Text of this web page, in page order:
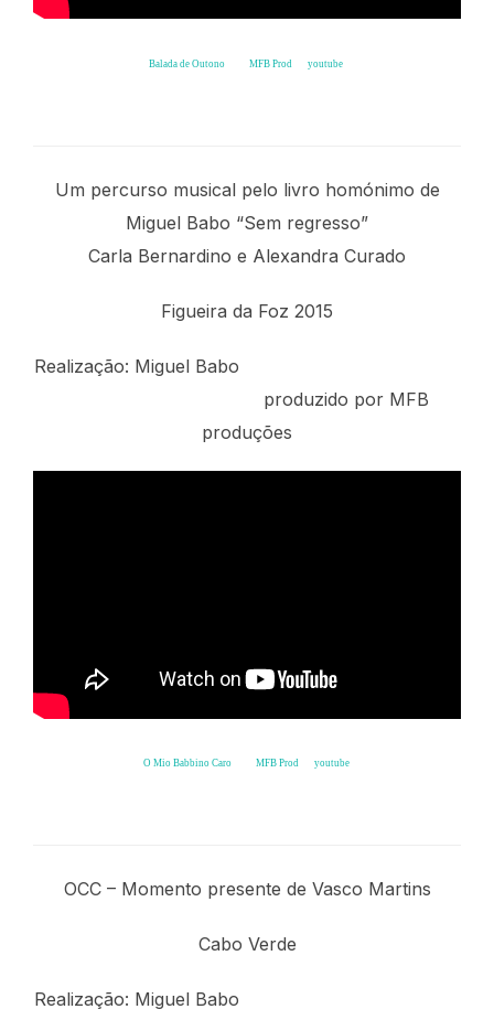
Balada de Outono MFB Prod youtube
Um percurso musical pelo livro homónimo de
Miguel Babo “Sem regresso”
Carla Bernardino e Alexandra Curado
Figueira da Foz 2015
Realização: Miguel Babo
produzido por MFB
produções
O Mio Babbino Caro MFB Prodon youtube.
OCC – Momento presente de Vasco Martins
Cabo Verde
Realização: Miguel Babo